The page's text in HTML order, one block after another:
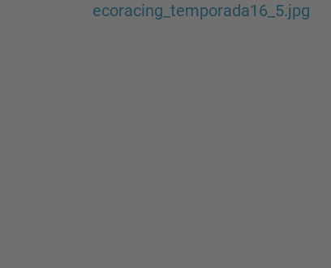
ecoracing_temporada16_5.jpg